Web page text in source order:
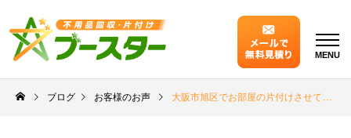
MENU
ブログ お客様のお声 大阪市旭区でお部屋の片付けさせて頂きました